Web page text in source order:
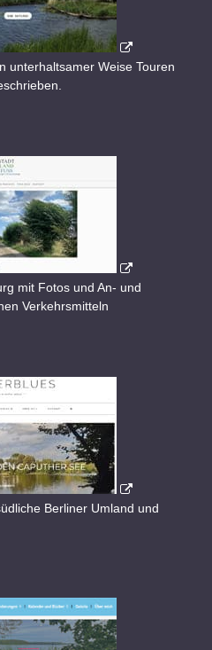
unterhaltsamer Weise Touren
mit Fotos und An- und
Verkehrsmitteln
Berliner Umland und